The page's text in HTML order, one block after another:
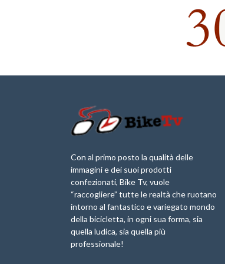
Con al primo posto la qualità delle
immagini e dei suoi prodotti
confezionati, Bike Tv, vuole
“raccogliere” tutte le realtà che ruotano
intorno al fantastico e variegato mondo
della bicicletta, in ogni sua forma, sia
quella ludica, sia quella più
professionale!
Briko Torino – 11
Maggio 2025 – r
Minerva Edizioni e
Giancarlo Brocci
Marathon 2025”
IX Ed. “Tra
Borghi&Castelli” –
Anteprima
1a Edizione
Granfondo